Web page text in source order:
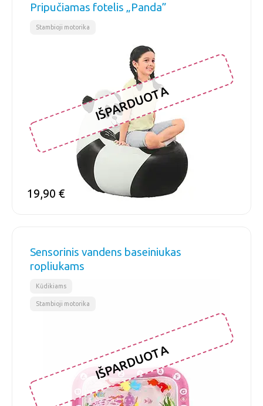
Pripučiamas fotelis „Panda”
Stambioji motorika
19,90 €
IŠPARDUOTA
Sensorinis vandens baseiniukas
ropliukams
Kūdikiams
Stambioji motorika
IŠPARDUOTA